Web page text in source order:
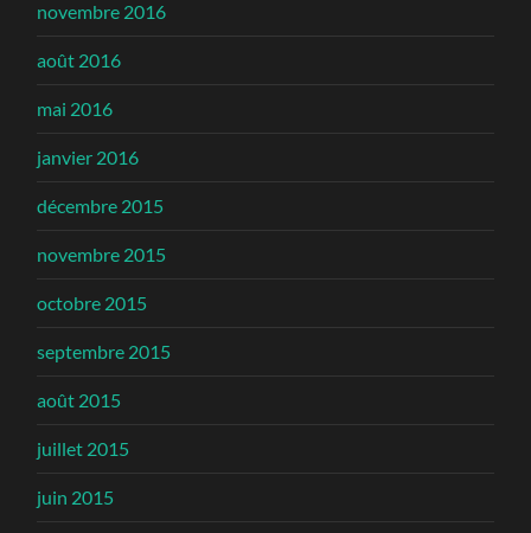
novembre 2016
août 2016
mai 2016
janvier 2016
décembre 2015
novembre 2015
octobre 2015
septembre 2015
août 2015
juillet 2015
juin 2015